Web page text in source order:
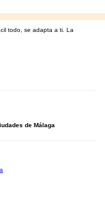
todo, se adapta a ti. La
de Málaga